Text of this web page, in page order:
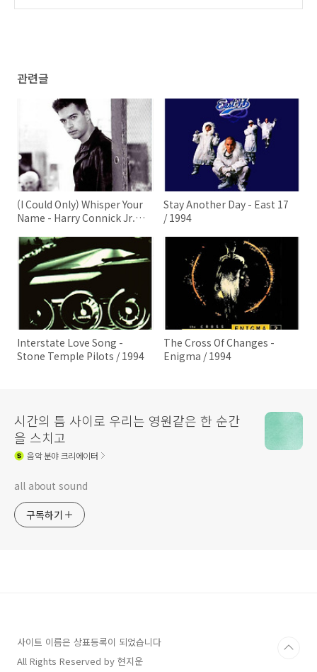
관련글
(I Could Only) Whisper Your
Name - Harry Connick Jr. /
Stay Another Day - East 17
/ 1994
Interstate Love Song -
Stone Temple Pilots / 1994
The Cross Of Changes -
Enigma / 1994
시간의 틈 사이로 우리는 영원같은 한 순간
을 스치고
음악분야 크리에이터
all about sound
구독하기
사이트 이름은 상표등록이 되었습니다
All Rights Reserved by 현지운